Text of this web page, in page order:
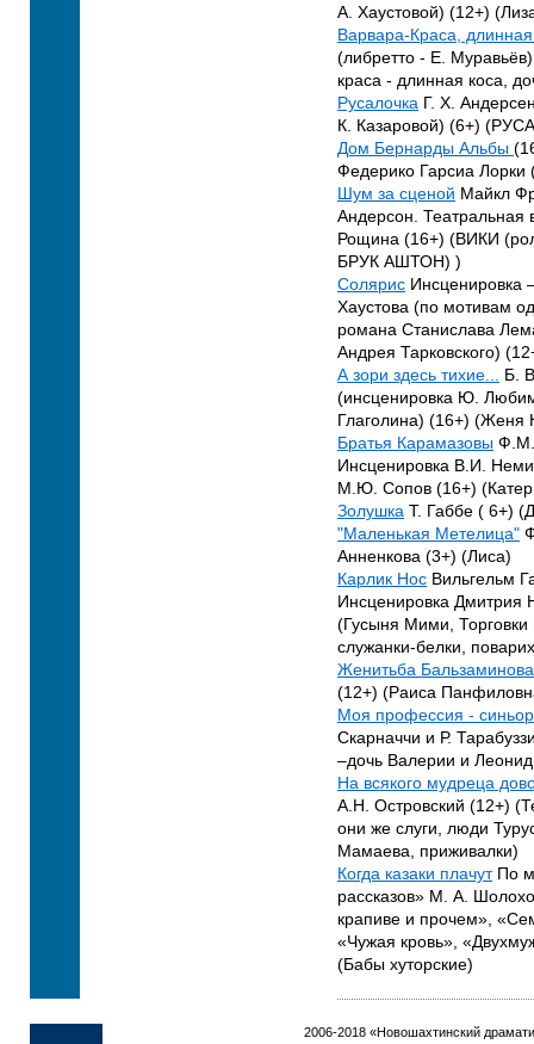
А. Хаустовой) (12+)
Варвара-Краса, длинная
(либретто - Е.
краса - длинная коса,
Русалочка Г. Х.
К. Казаровой) (6+)
Дом Бернарды Альбы
Федерико Гарсиа Лорки
Шум за сценой Майкл
Андерсон. Театральная
Рощина (16+) (ВИКИ
БРУК АШТОН) )
Солярис Инсценировка
Хаустова (по мотивам
романа Станислава
Андрея Тарковского)
А зори здесь тихие... Б.
(инсценировка Ю.
Глаголина) (16+) (Женя
Братья Карамазовы Ф.М.
Инсценировка В.И.
М.Ю. Сопов (16+)
Золушка Т. Габбе ( 6+)
"Маленькая Метелица"
Анненкова (3+) (Лиса)
Карлик Нос Вильгельм
Инсценировка Дмитрия
(Гусыня Мими, Торговки
служанки-белки,
Женитьба Бальзаминова
(12+) (Раиса
Моя профессия -
Скарначчи и Р.
–дочь Валерии и
На всякого мудреца
А.Н. Островский (12+)
они же слуги, люди
Мамаева, приживалки)
Когда казаки плачутПо
рассказов» М. А.
крапиве и прочем»,
«Чужая кровь»,
(Бабы хуторские)
2006-2018 «Новошахтинский